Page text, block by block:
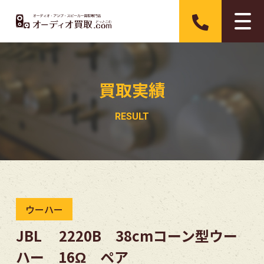
買取実績
ウーハー
JBL 2220B 38cmコーン型ウー
ハー 16Ω ペア